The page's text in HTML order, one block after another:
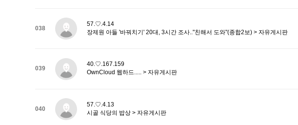
038
57.♡.4.14
장제원 아들 '바꿔치기' 20대, 3시간 조사.."친해서 도와"(종합2보) > 자유게시판
039
40.♡.167.159
OwnCloud 웹하드..... > 자유게시판
040
57.♡.4.13
시골 식당의 밥상 > 자유게시판